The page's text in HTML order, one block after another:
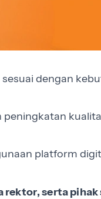
dengan
platform
rektor, serta